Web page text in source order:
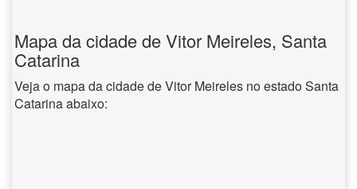
Mapa da cidade de Vitor Meireles, Santa
Catarina
Veja o mapa da cidade de Vitor Meireles no estado Santa
Catarina abaixo: